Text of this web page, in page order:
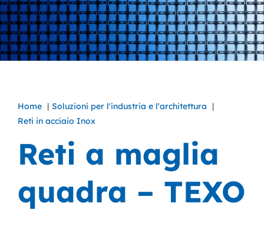
Home
Soluzioni per l'industria e l'architettura
Reti in acciaio Inox
Reti a maglia
quadra – TEXO